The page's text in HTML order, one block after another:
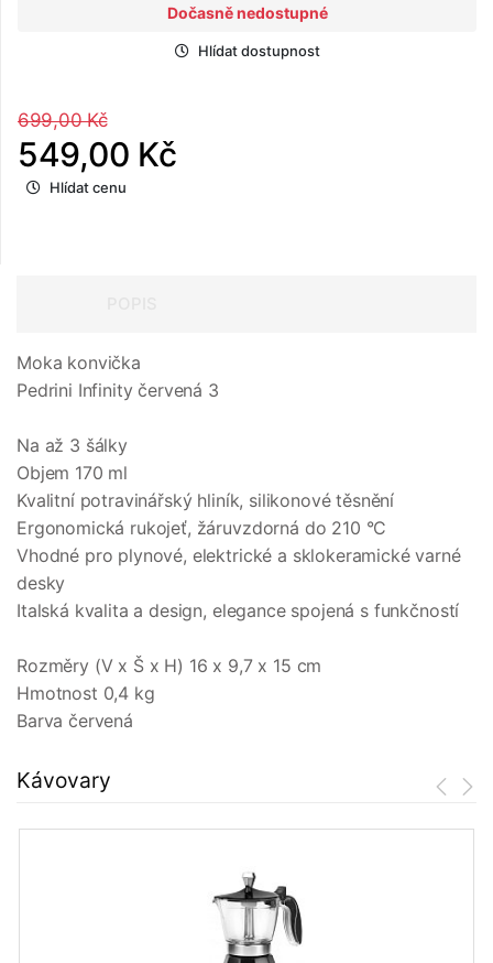
Dočasně nedostupné
Hlídat dostupnost
699,00 Kč
549,00 Kč
Hlídat cenu
Moka konvička
Pedrini Infinity červená 3
Na až 3 šálky
Objem 170 ml
Kvalitní potravinářský hliník, silikonové těsnění
Ergonomická rukojeť, žáruvzdorná do 210 °C
Vhodné pro plynové, elektrické a sklokeramické varné
desky
Italská kvalita a design, elegance spojená s funkčností
Rozměry (V x Š x H) 16 x 9,7 x 15 cm
Hmotnost 0,4 kg
Barva červená
Kávovary